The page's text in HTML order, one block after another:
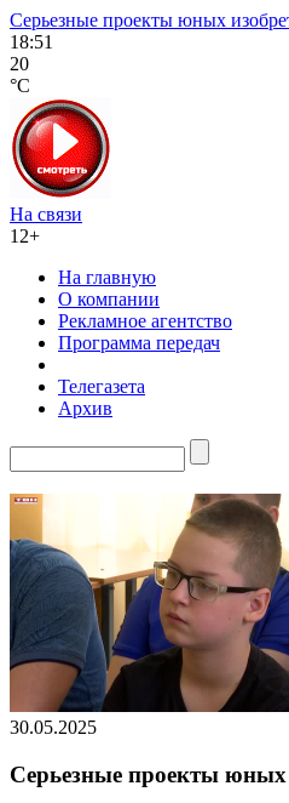
Серьезные проекты юных
18:51
20
°C
На связи
12+
На главную
О компании
Рекламное агентство
Программа передач
Телегазета
Архив
30.05.2025
Серьезные проекты юных